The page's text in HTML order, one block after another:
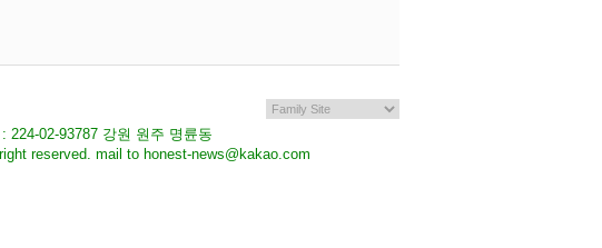
224-02-93787 강원 원주 명륜동
reserved. mail to honest-news@kakao.com